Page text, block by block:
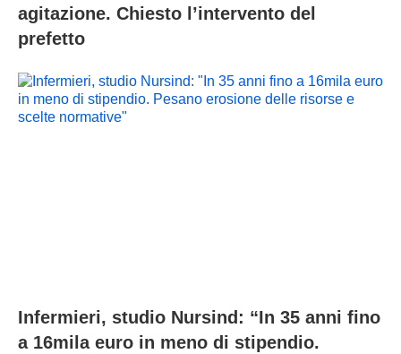
agitazione. Chiesto l’intervento del
prefetto
Infermieri, studio Nursind: “In 35 anni fino
a 16mila euro in meno di stipendio.